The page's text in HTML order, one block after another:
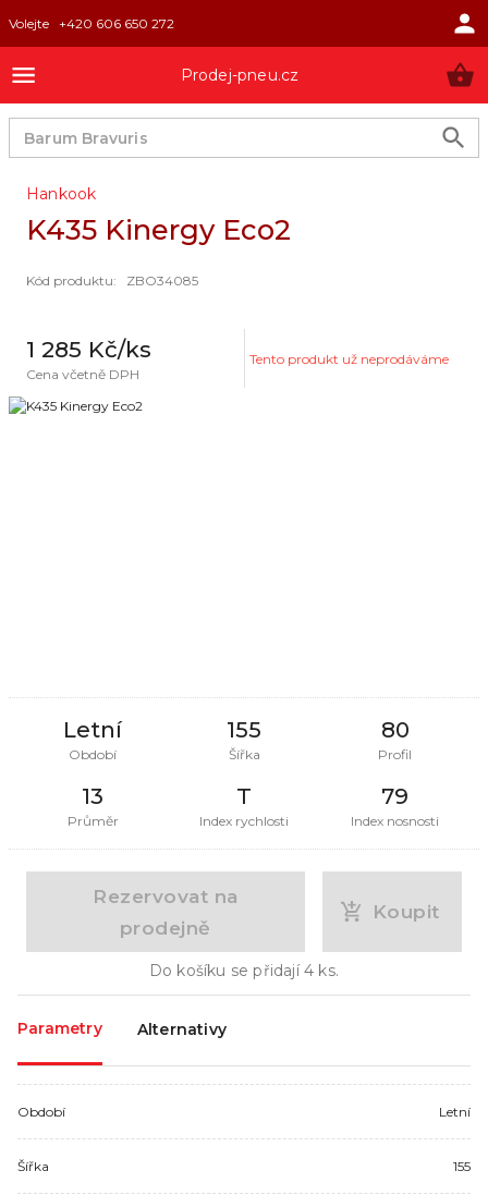
Volejte +420 606 650 272
Prodej-pneu.cz
Hankook
K435 Kinergy Eco2
Kód produktu: ZBO34085
1 285 Kč/ks
Cena včetně DPH
Tento produkt už neprodáváme
Letní
Období
155
Šířka
80
Profil
13
Průměr
T
Index rychlosti
79
Index nosnosti
Rezervovat na
prodejně
Koupit
Do košíku se přidají4 ks.
Parametry Alternativy
Období Letní
Šířka 155